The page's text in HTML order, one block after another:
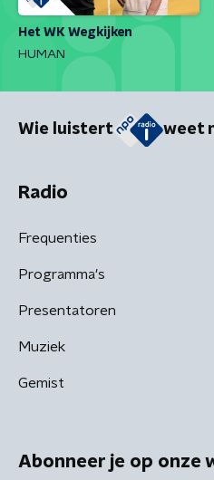
Het WK Wegkijken
HUMAN
Wie luistert weet
Radio
Frequenties
Programma's
Presentatoren
Muziek
Gemist
Abonneer je op onze